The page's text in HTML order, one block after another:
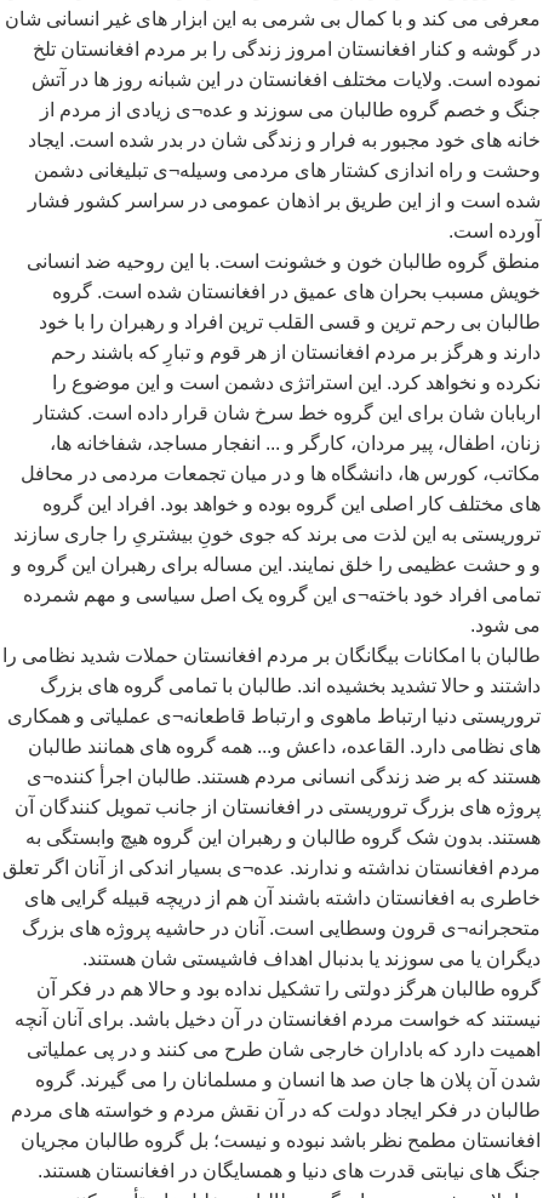
معرفی می کند و با کمال بی شرمی به این ابزار های غیر انسانی شان
در گوشه و کنار افغانستان امروز زندگی را بر مردم افغانستان تلخ
نموده است. ولایات مختلف افغانستان در این شبانه روز ها در آتش
جنگ و خصم گروه طالبان می سوزند و عده¬ی زیادی از مردم از
خانه های خود مجبور به فرار و زندگی شان در بدر شده است. ایجاد
وحشت و راه اندازی کشتار های مردمی وسیله¬ی تبلیغانی دشمن
شده است و از این طریق بر اذهان عمومی در سراسر کشور فشار
آورده است.
منطق گروه طالبان خون و خشونت است. با این روحیه ضد انسانی
خویش مسبب بحران های عمیق در افغانستان شده است. گروه
طالبان بی رحم ترین و قسی القلب ترین افراد و رهبران را با خود
دارند و هرگز بر مردم افغانستان از هر قوم و تبارِ که باشند رحم
نکرده و نخواهد کرد. این استراتژی دشمن است و این موضوع را
اربابان شان برای این گروه خط سرخ شان قرار داده است. کشتار
زنان، اطفال، پیر مردان، کارگر و ... انفجار مساجد، شفاخانه ها،
مکاتب، کورس ها، دانشگاه ها و در میان تجمعات مردمی در محافل
های مختلف کار اصلی این گروه بوده و خواهد بود. افراد این گروه
تروریستی به این لذت می برند که جوی خونِ بیشتریِ را جاری سازند
و و حشت عظیمی را خلق نمایند. این مساله برای رهبران این گروه و
تمامی افراد خود باخته¬ی این گروه یک اصل سیاسی و مهم شمرده
می شود.
طالبان با امکانات بیگانگان بر مردم افغانستان حملات شدید نظامی را
داشتند و حالا تشدید بخشیده اند. طالبان با تمامی گروه های بزرگ
تروریستی دنیا ارتباط ماهوی و ارتباط قاطعانه¬ی عملیاتی و همکاری
های نظامی دارد. القاعده، داعش و... همه گروه های همانند طالبان
هستند که بر ضد زندگی انسانی مردم هستند. طالبان اجرأ کننده¬ی
پروژه های بزرگ تروریستی در افغانستان از جانب تمویل کنندگان آن
هستند. بدون شک گروه طالبان و رهبران این گروه هیچ وابستگی به
مردم افغانستان نداشته و ندارند. عده¬ی بسیار اندکی از آنان اگر تعلق
خاطری به افغانستان داشته باشند آن هم از دریچه قبیله گرایی های
متحجرانه¬ی قرون وسطایی است. آنان در حاشیه پروژه های بزرگ
دیگران یا می سوزند یا بدنبال اهداف فاشیستی شان هستند.
گروه طالبان هرگز دولتی را تشکیل نداده بود و حالا هم در فکر آن
نیستند که خواست مردم افغانستان در آن دخیل باشد. برای آنان آنچه
اهمیت دارد که باداران خارجی شان طرح می کنند و در پی عملیاتی
شدن آن پلان ها جان صد ها انسان و مسلمانان را می گیرند. گروه
طالبان در فکر ایجاد دولت که در آن نقش مردم و خواسته های مردم
افغانستان مطمح نظر باشد نبوده و نیست؛ بل گروه طالبان مجریان
جنگ های نیابتی قدرت های دنیا و همسایگان در افغانستان هستند.